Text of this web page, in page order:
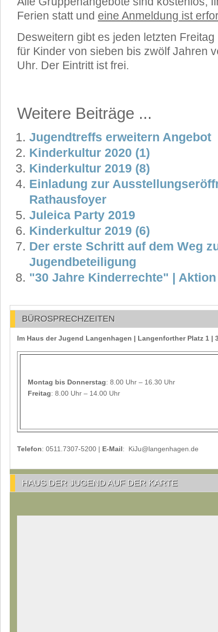
Ferien statt und eine Anmeldung ist
Desweitern gibt es jeden letzten
für Kinder von sieben bis zwölf Jahren
Uhr. Der Eintritt ist frei.
Weitere Beiträge ...
Jugendtreffs erweitern Angebot
Kinderkultur 2020 (1)
Kinderkultur 2019 (8)
Einladung zur
Rathausfoyer
Juleica Party 2019
Kinderkultur 2019 (6)
Der erste Schritt auf dem Weg
Jugendbeteiligung
"30 Jahre Kinderrechte" | Aktion
BÜROSPRECHZEITEN
Im Haus der Jugend Langenhagen | Langenforther Platz 1 |
Montag bis Donnerstag: 8.00 Uhr – 16.30 Uhr
Freitag: 8.00 Uhr – 14.00 Uhr
Telefon: 0511.7307-5200 | E-Mail: KiJu@langenhagen.de
HAUS DER JUGEND AUF DER KARTE